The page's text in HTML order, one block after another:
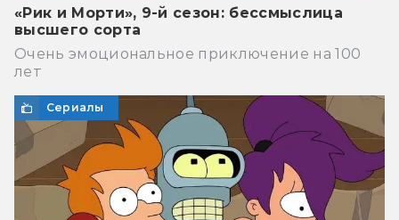
«Рик и Морти», 9-й сезон: бессмыслица
высшего сорта
Очень эмоциональное приключение на 100
лет
Сериалы